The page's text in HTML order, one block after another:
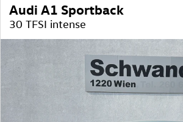
Audi A1 Sportback
30 TFSI intense